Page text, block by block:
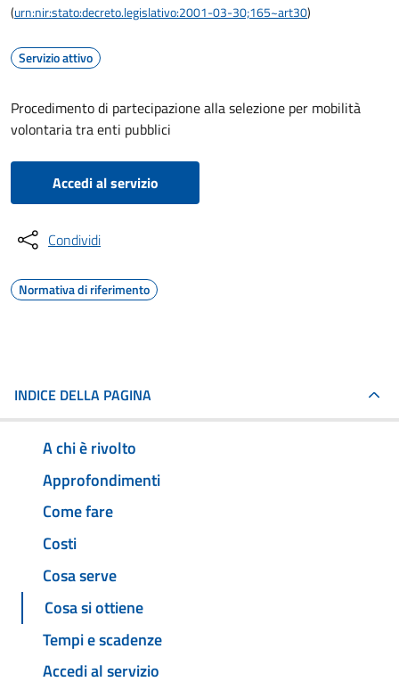
(urn:nir:stato:decreto.legislativo:2001-03-30;165~art30)
Servizio attivo
Procedimento di partecipazione alla selezione per mobilità
volontaria tra enti pubblici
Accedi al servizio
Condividi
Normativa di riferimento
INDICE DELLA PAGINA
A chi è rivolto
Approfondimenti
Come fare
Costi
Cosa serve
Cosa si ottiene
Tempi e scadenze
Accedi al servizio